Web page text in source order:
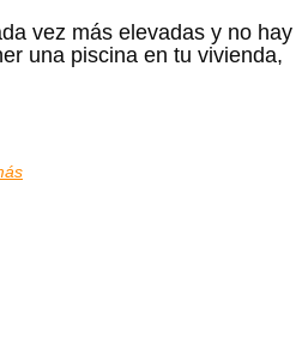
vez más elevadas y no hay
una piscina en tu vivienda,